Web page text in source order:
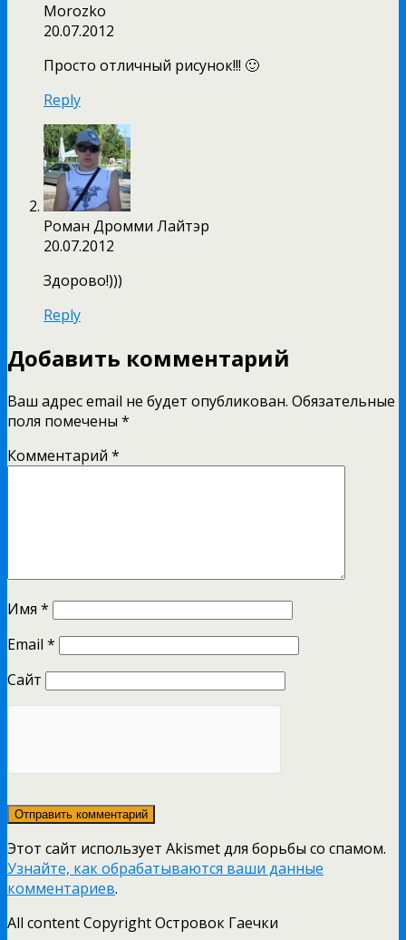
Morozko
20.07.2012
Просто отличный рисунок!!! 🙂
Reply
Роман Дромми Лайтэр
20.07.2012
Здорово!)))
Reply
Добавить комментарий
Ваш адрес email не будет опубликован. Обязательные
поля помечены *
Комментарий *
Имя *
Email *
Сайт
Этот сайт использует Akismet для борьбы со спамом.
Узнайте, как обрабатываются ваши данные
комментариев.
All content Copyright Островок Гаечки